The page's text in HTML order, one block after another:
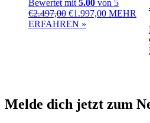
Bewertet mit 5.00 von 5
€2.497,00 Ursprünglicher
Preis
€1.997,00Aktueller
MEHR
ERFAHREN »
Melde dich jetzt zum